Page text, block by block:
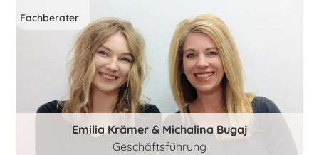
Fachberater
Emilia Krämer & Michalina Bugaj
Geschäftsführung